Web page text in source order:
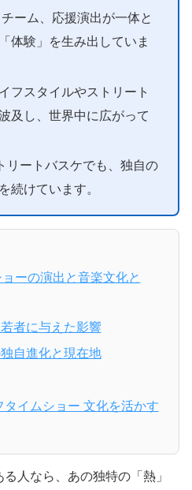
ーム、応援演出が一体と
体験」を生み出していま
フスタイルやストリート
及し、世界中に広がって
リートバスケでも、独自の
続けています。
ーの演出と音楽文化と
者に与えた影響
自進化と現在地
タイムショー 文化を活かす
人なら、あの独特の「熱」